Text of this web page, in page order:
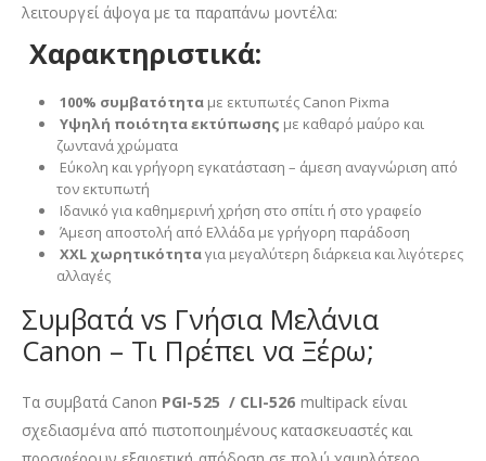
λειτουργεί άψογα με τα παραπάνω μοντέλα:
Χαρακτηριστικά:
100% συμβατότητα με εκτυπωτές Canon Pixma
Υψηλή ποιότητα εκτύπωσης με καθαρό μαύρο και
ζωντανά χρώματα
Εύκολη και γρήγορη εγκατάσταση – άμεση αναγνώριση από
τον εκτυπωτή
Ιδανικό για καθημερινή χρήση στο σπίτι ή στο γραφείο
Άμεση αποστολή από Ελλάδα με γρήγορη παράδοση
XXL χωρητικότηταγια μεγαλύτερη διάρκεια και λιγότερες
αλλαγές
Συμβατά vs Γνήσια Μελάνια
Canon – Τι Πρέπει να Ξέρω;
Τα συμβατά Canon PGI-525 / CLI-526 multipack είναι
σχεδιασμένα από πιστοποιημένους κατασκευαστές και